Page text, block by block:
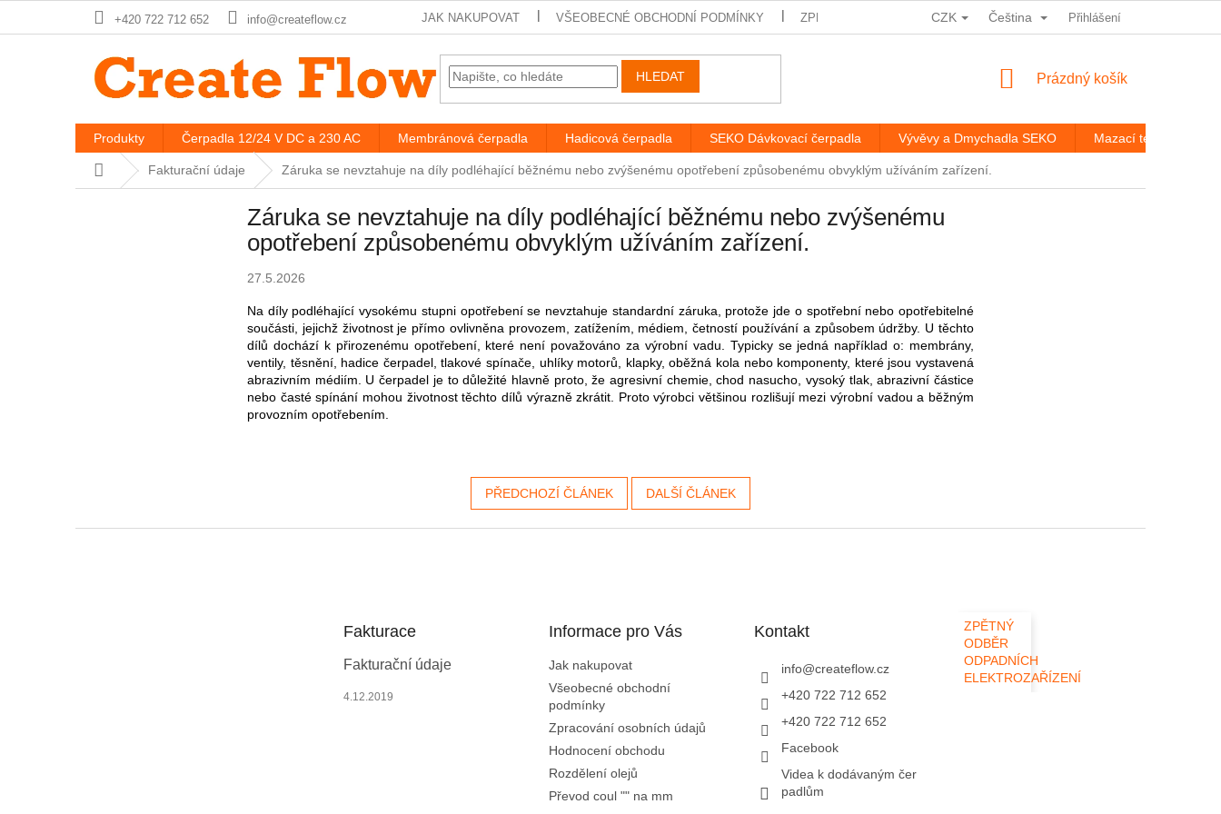
+420 722 712 652 info@createflow.cz JAK NAKUPOVAT VŠEOBECNÉ OBCHODNÍ PODMÍNKY ZPRACOVÁNÍ OSOBNÍCH ÚDAJŮ HODNOCENÍ OBCHODU
CZK Čeština Přihlášení
HLEDAT
NÁKUPNÍ
Prázdný košík
Produkty Čerpadla 12/24 V DC a 230 AC Membránová čerpadla Hadicová čerpadla SEKO Dávkovací čerpadla Vývěvy a Dmychadla SEKO Mazací technika
Domů Fakturační údaje Záruka se nevztahuje na díly podléhající běžnému nebo zvýšenému opotřebení způsobenému obvyklým užíváním zařízení.
Záruka se nevztahuje na díly podléhající běžnému nebo zvýšenému
opotřebení způsobenému obvyklým užíváním zařízení.
27.5.2026
Na díly podléhající vysokému stupni opotřebení se nevztahuje standardní záruka, protože jde o spotřební nebo opotřebitelné
součásti, jejichž životnost je přímo ovlivněna provozem, zatížením, médiem, četností používání a způsobem údržby. U těchto
dílů dochází k přirozenému opotřebení, které není považováno za výrobní vadu. Typicky se jedná například o: membrány,
ventily, těsnění, hadice čerpadel, tlakové spínače, uhlíky motorů, klapky, oběžná kola nebo komponenty, které jsou vystavená
abrazivním médiím. U čerpadel je to důležité hlavně proto, že agresivní chemie, chod nasucho, vysoký tlak, abrazivní částice
nebo časté spínání mohou životnost těchto dílů výrazně zkrátit. Proto výrobci většinou rozlišují mezi výrobní vadou a běžným
provozním opotřebením.
PŘEDCHOZÍ ČLÁNEK DALŠÍ ČLÁNEK
Fakturace
Fakturační údaje
4.12.2019
Informace pro Vás
Jak nakupovat
Všeobecné obchodní
podmínky
Zpracování osobních údajů
Hodnocení obchodu
Rozdělení olejů
Převod coul "" na mm
Kontakt
info@createflow.cz
+420 722 712 652
+420 722 712 652
Facebook
Videa k dodávaným čer
padlům
ZPĚTNÝ
ODBĚR
ODPADNÍCH
ELEKTROZAŘÍZENÍ